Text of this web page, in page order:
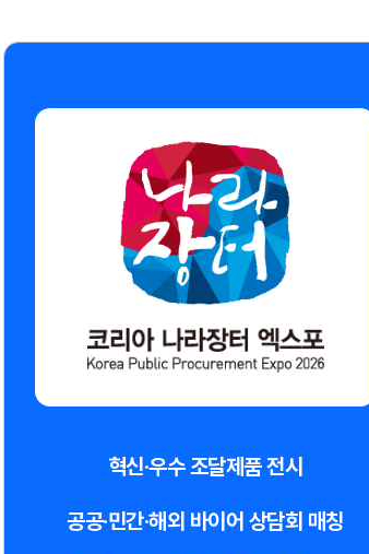
혁신·우수 조달제품 전시
공공·민간·해외 바이어 상담회 매칭